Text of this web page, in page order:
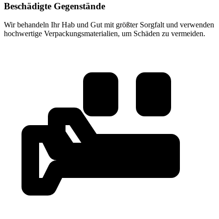
Beschädigte Gegenstände
Wir behandeln Ihr Hab und Gut mit größter Sorgfalt und verwenden
hochwertige Verpackungsmaterialien, um Schäden zu vermeiden.